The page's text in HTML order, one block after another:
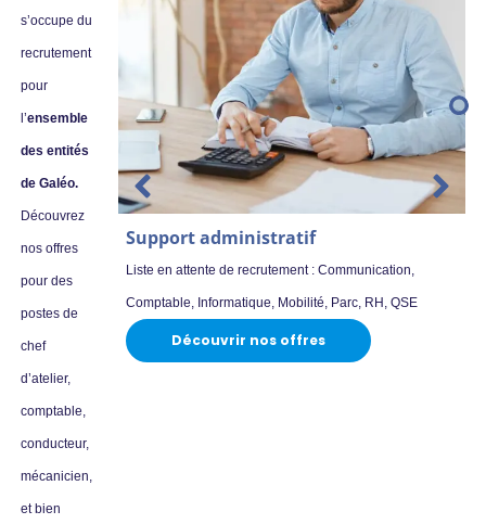
s’occupe du
recrutement
pour
l’ensemble
des entités
de Galéo.
Découvrez
nos offres
pour des
postes de
chef
d’atelier,
comptable,
conducteur,
mécanicien,
et bien
Support administratif
Liste en attente de recrutement : Communication,
Comptable, Informatique, Mobilité, Parc, RH, QSE
Découvrir nos offres